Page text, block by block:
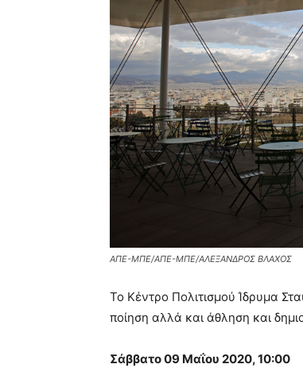
ΑΠΕ-ΜΠΕ/ΑΠΕ-ΜΠΕ/ΑΛΕΞΑΝΔΡΟΣ ΒΛΑΧΟΣ
Το Κέντρο Πολιτισμού Ίδρυμα
ποίηση αλλά και άθληση και
Σάββατο 09 Μαΐου 2020, 10:00